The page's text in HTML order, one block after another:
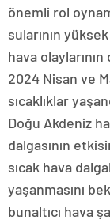
önemli rol
sularının
hava olaylarının
2024 Nisan ve
sıcaklıklar
Doğu Akdeniz
dalgasının
sıcak hava
yaşanmasını
bunaltıcı hava